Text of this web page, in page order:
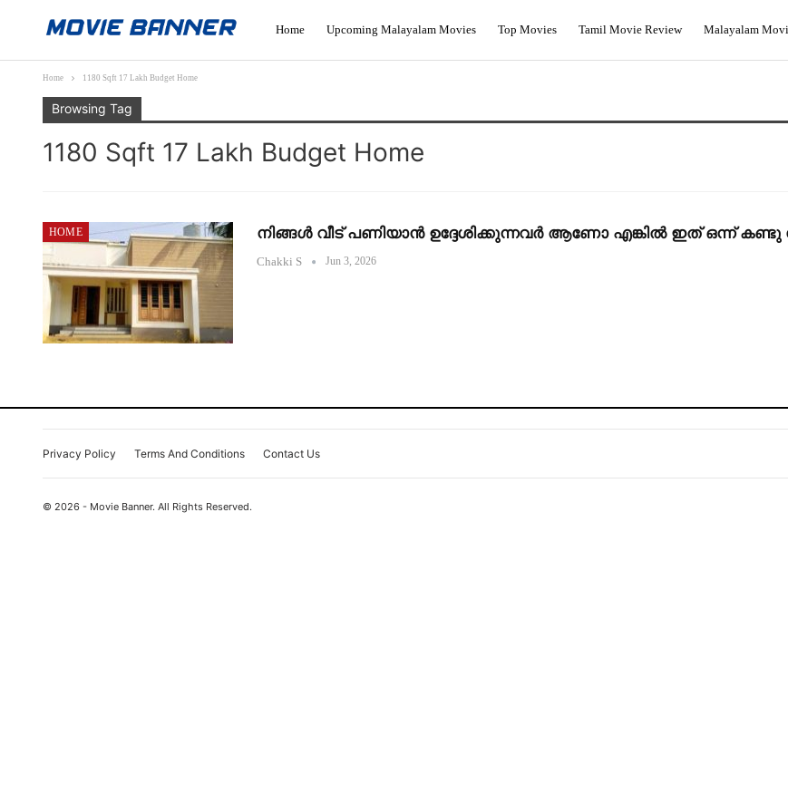
Home Upcoming Malayalam Movies Top Movies Tamil Movie Review Malayalam
Home 1180 Sqft 17 Lakh Budget Home
Browsing Tag
1180 Sqft 17 Lakh Budget Home
HOME നിങ്ങൾ വീട് പണിയാൻ ഉദ്ദേശിക്കുന്നവർ ആണോ എങ്കിൽ ഇത് ഒന്ന് കണ്ടു
Chakki S Jun 3, 2026
Privacy Policy Terms And Conditions Contact Us
© 2026 - Movie Banner. All Rights Reserved.